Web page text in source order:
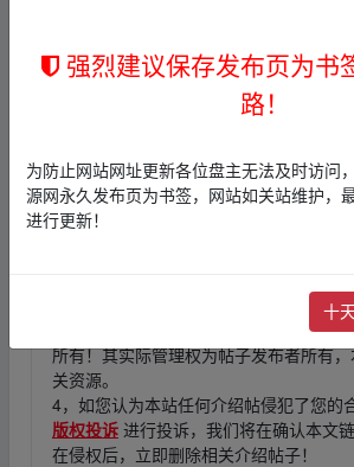
fr om w ww.y﹏un pan▂zi‥yu▪an.xy﹏z
免责声明
1，本站所有内容均为站内网盘爱好者分
3，本文内所有链接指向的云盘网盘资源
所有！其实际管理权为帖子发布者所有
关资源。
4，如您认为本站任何介绍帖侵犯了您的
版权投诉 进行投诉，我们将在确认本文
在侵权后，立即删除相关介绍帖子！
强烈建议保存发布页为书
路！
为防止网站网址更新各位盘主无法及时访问
源网永久发布页为书签，网站如关站维护，
进行更新！
十